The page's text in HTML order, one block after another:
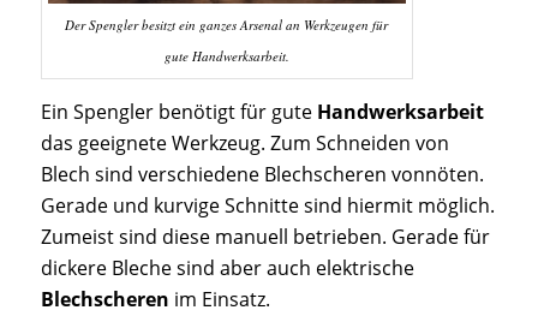
Der Spengler besitzt ein ganzes Arsenal an Werkzeugen für
gute Handwerksarbeit.
Ein Spengler benötigt für gute Handwerksarbeit
das geeignete Werkzeug. Zum Schneiden von
Blech sind verschiedene Blechscheren vonnöten.
Gerade und kurvige Schnitte sind hiermit möglich.
Zumeist sind diese manuell betrieben. Gerade für
dickere Bleche sind aber auch elektrische
Blechscheren im Einsatz.